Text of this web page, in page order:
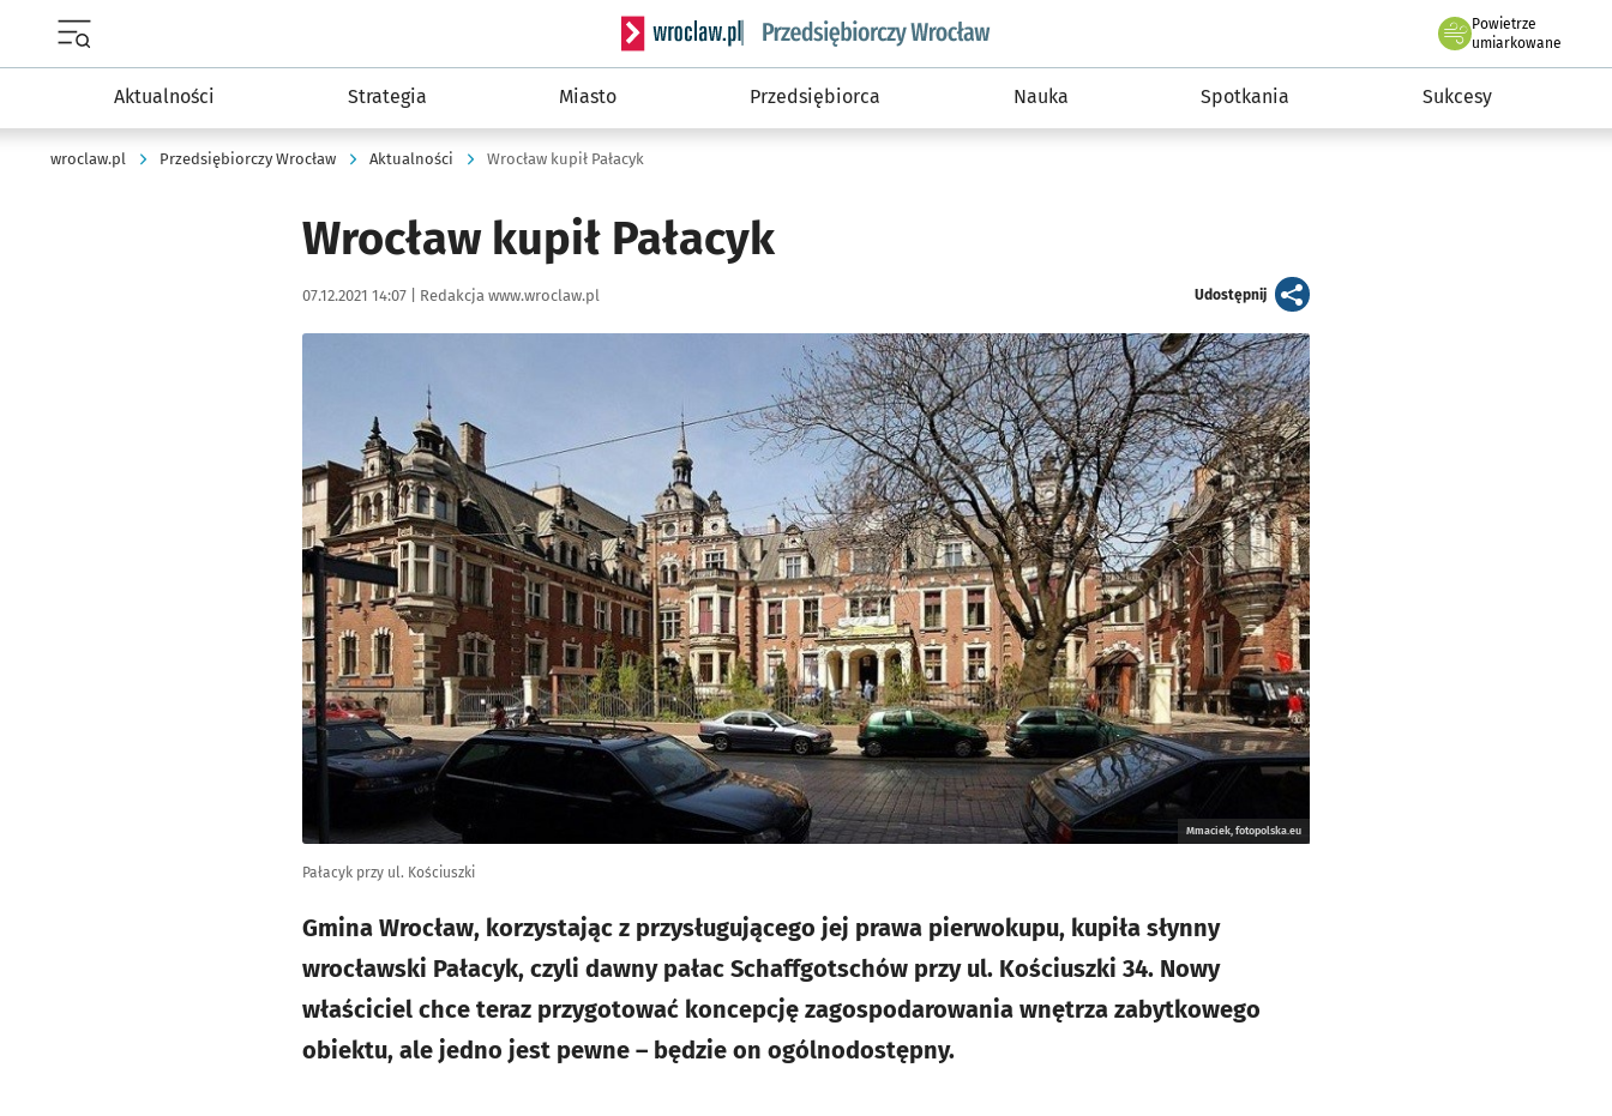
Serwis informacyjny wroclaw.pl podserwis: Strategia rozwoju przedsiębiorczości miasta Wrocławia
Powietrze
we Wrocławiu
umiarkowane
Aktualności Strategia Miasto Przedsiębiorca Nauka Spotkania Sukcesy
wroclaw.pl Przedsiębiorczy Wrocław Aktualności Wrocław kupił Pałacyk
Wrocław kupił Pałacyk
Data publikacji:
07.12.2021 14:07 | Autor:
Redakcja www.wroclaw.pl Udostępnijartykuł
Mmaciek, fotopolska.eu
Pałacyk przy ul. Kościuszki
Gmina Wrocław, korzystając z przysługującego jej prawa pierwokupu, kupiła słynny
wrocławski Pałacyk, czyli dawny pałac Schaffgotschów przy ul. Kościuszki 34. Nowy
właściciel chce teraz przygotować koncepcję zagospodarowania wnętrza zabytkowego
obiektu, ale jedno jest pewne – będzie on ogólnodostępny.